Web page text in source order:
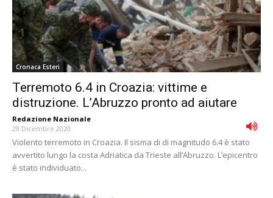
Cronaca Esteri
Terremoto 6.4 in Croazia: vittime e
distruzione. L’Abruzzo pronto ad aiutare
Redazione Nazionale -
29 Dicembre 2020
Violento terremoto in Croazia. Il sisma di di magnitudo 6.4 è stato
avvertito lungo la costa Adriatica da Trieste all’Abruzzo. L’epicentro
è stato individuato...